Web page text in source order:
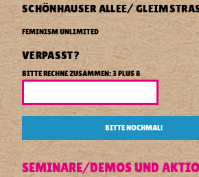
»FEMINISM
UNLIMITED«
SCHÖNHAUSER ALLEE/
E
R
L
N
E
Naturfreundejugend
Berlin
FEMINISM UNLIMITED
VERPASST?
BITTE RECHNE ZUSAMMEN: 3 PLUS 8
BITTE NOCHMAL!
SEMINARE DEMOS UND